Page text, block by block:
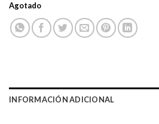
Agotado
INFORMACIÓN ADICIONAL